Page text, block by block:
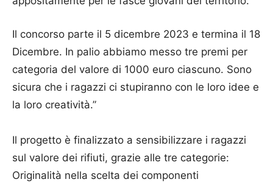
Il concorso parte il 5 dicembre 2023 e termina il 18
Dicembre. In palio abbiamo messo tre premi per
categoria del valore di 1000 euro ciascuno. Sono
sicura che i ragazzi ci stupiranno con le loro idee e
la loro creatività.”
Il progetto è finalizzato a sensibilizzare i ragazzi
sul valore dei rifiuti, grazie alle tre categorie:
Originalità nella scelta dei componenti